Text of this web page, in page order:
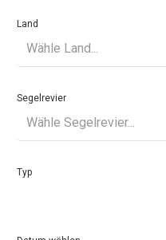
Land
Wähle Land...
Segelrevier
Wähle Segelrevier...
Typ